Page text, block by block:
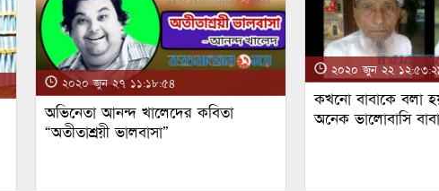
২০২০ জুন ২৭ ১১:১৮:৫৪
অভিনেতা আনন্দ খালেদের কবিতা
“অতীতাশ্রয়ী ভালবাসা”
২০২০ জুন ২২
কখনো বাবাকে বলা
অনেক ভালোবাসি